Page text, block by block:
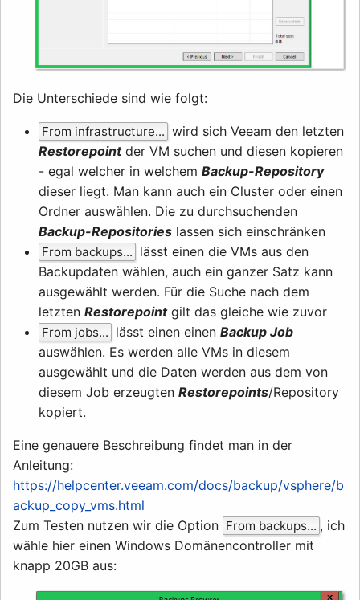
Die Unterschiede sind wie folgt:
From infrastructure... wird sich Veeam den letzten
Restorepointder VM suchen und diesen kopieren
- egal welcher in welchem Backup-Repository
dieser liegt. Man kann auch ein Cluster oder einen
Ordner auswählen. Die zu durchsuchenden
Backup-Repositories lassen sich einschränken
From backups... lässt einen die VMs aus den
Backupdaten wählen, auch ein ganzer Satz kann
ausgewählt werden. Für die Suche nach dem
letzten Restorepointgilt das gleiche wie zuvor
From jobs... lässt einen einen Backup Job
auswählen. Es werden alle VMs in diesem
ausgewählt und die Daten werden aus dem von
diesem Job erzeugten Restorepoints/Repository
kopiert.
Eine genauere Beschreibung findet man in der
Anleitung:
https://helpcenter.veeam.com/docs/backup/vsphere/b
ackup_copy_vms.html
Zum Testen nutzen wir die Option From backups... , ich
wähle hier einen Windows Domänencontroller mit
knapp 20GB aus: